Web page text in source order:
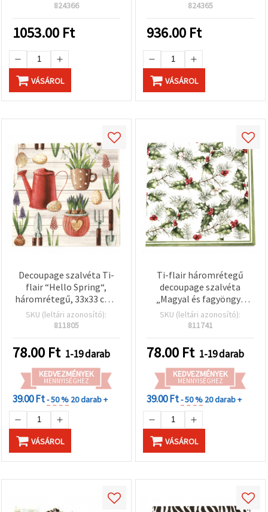
824366
1053.00 Ft
VÁSÁROL
motívumokkal – 10 lap
824365
936.00 Ft
VÁSÁROL
Decoupage szalvéta Ti-
flair “Hello Spring“,
háromrétegű, 33x33 cm -
1 db
SKU (leltári azonosító):
811805
78.00 Ft 1-19 darab
KEDVEZMÉNYEK
MENNYISÉGHEZ
39.00 Ft- 50 % 20 darab +
VÁSÁROL
Ti-flair háromrétegű
decoupage szalvéta
„Magyal és fagyöngy”
33×33 cm – 1 db
SKU (leltári azonosító):
811741
78.00 Ft 1-19 darab
KEDVEZMÉNYEK
MENNYISÉGHEZ
39.00 Ft- 50 % 20 darab +
VÁSÁROL